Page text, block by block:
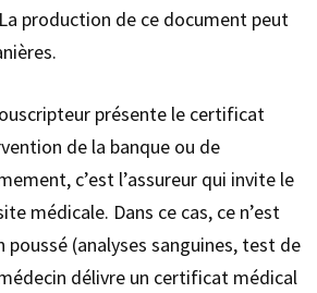
production de ce document peut
présente le certificat
de la banque ou de
c’est l’assureur qui invite le
médicale. Dans ce cas, ce n’est
poussé (analyses sanguines, test de
délivre un certificat médical